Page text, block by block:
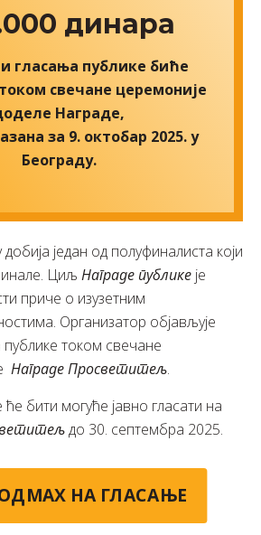
динара
гласања публике биће
свечане церемоније
Награде,
за 9. октобар 2025. у
Београду.
добија један од полуфиналиста који
Циљ Награде публике је
приче о изузетним
Организатор објављује
публике током свечане
Награде Просветитељ.
ће бити могуће јавно гласати на
до 30. септембра 2025.
НА ГЛАСАЊЕ